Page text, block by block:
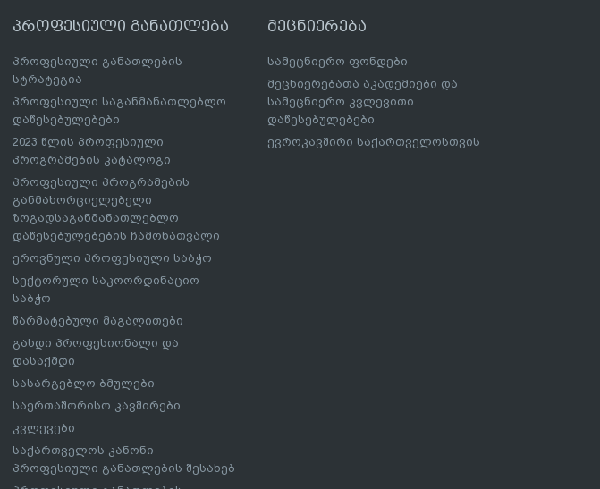
პროფესიული განათლება
პროფესიული განათლების
სტრატეგია
პროფესიული საგანმანათლებლო
დაწესებულებები
2023 წლის პროფესიული
პროგრამების კატალოგი
პროფესიული პროგრამების
განმახორციელებელი
ზოგადსაგანმანათლებლო
დაწესებულებების ჩამონათვალი
ეროვნული პროფესიული საბჭო
სექტორული საკოორდინაციო
საბჭო
წარმატებული მაგალითები
გახდი პროფესიონალი და
დასაქმდი
სასარგებლო ბმულები
საერთაშორისო კავშირები
კვლევები
საქართველოს კანონი
პროფესიული განათლების შესახებ
მეცნიერება
სამეცნიერო ფონდები
მეცნიერებათა აკადემიები და
სამეცნიერო კვლევითი
დაწესებულებები
ევროკავშირი საქართველოსთვის